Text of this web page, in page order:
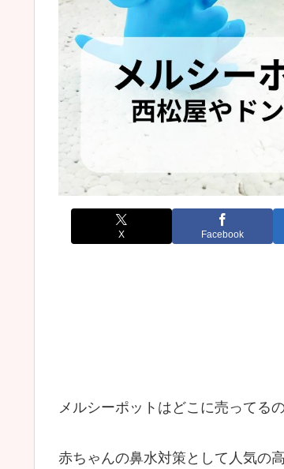
X Facebook
メルシーポットはどこに売ってる
赤ちゃんの鼻水対策として人気の